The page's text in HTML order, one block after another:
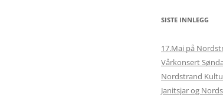
SISTE INNLEGG
17.Mai på
Vårkonsert
Nordstrand
Janitsjar og